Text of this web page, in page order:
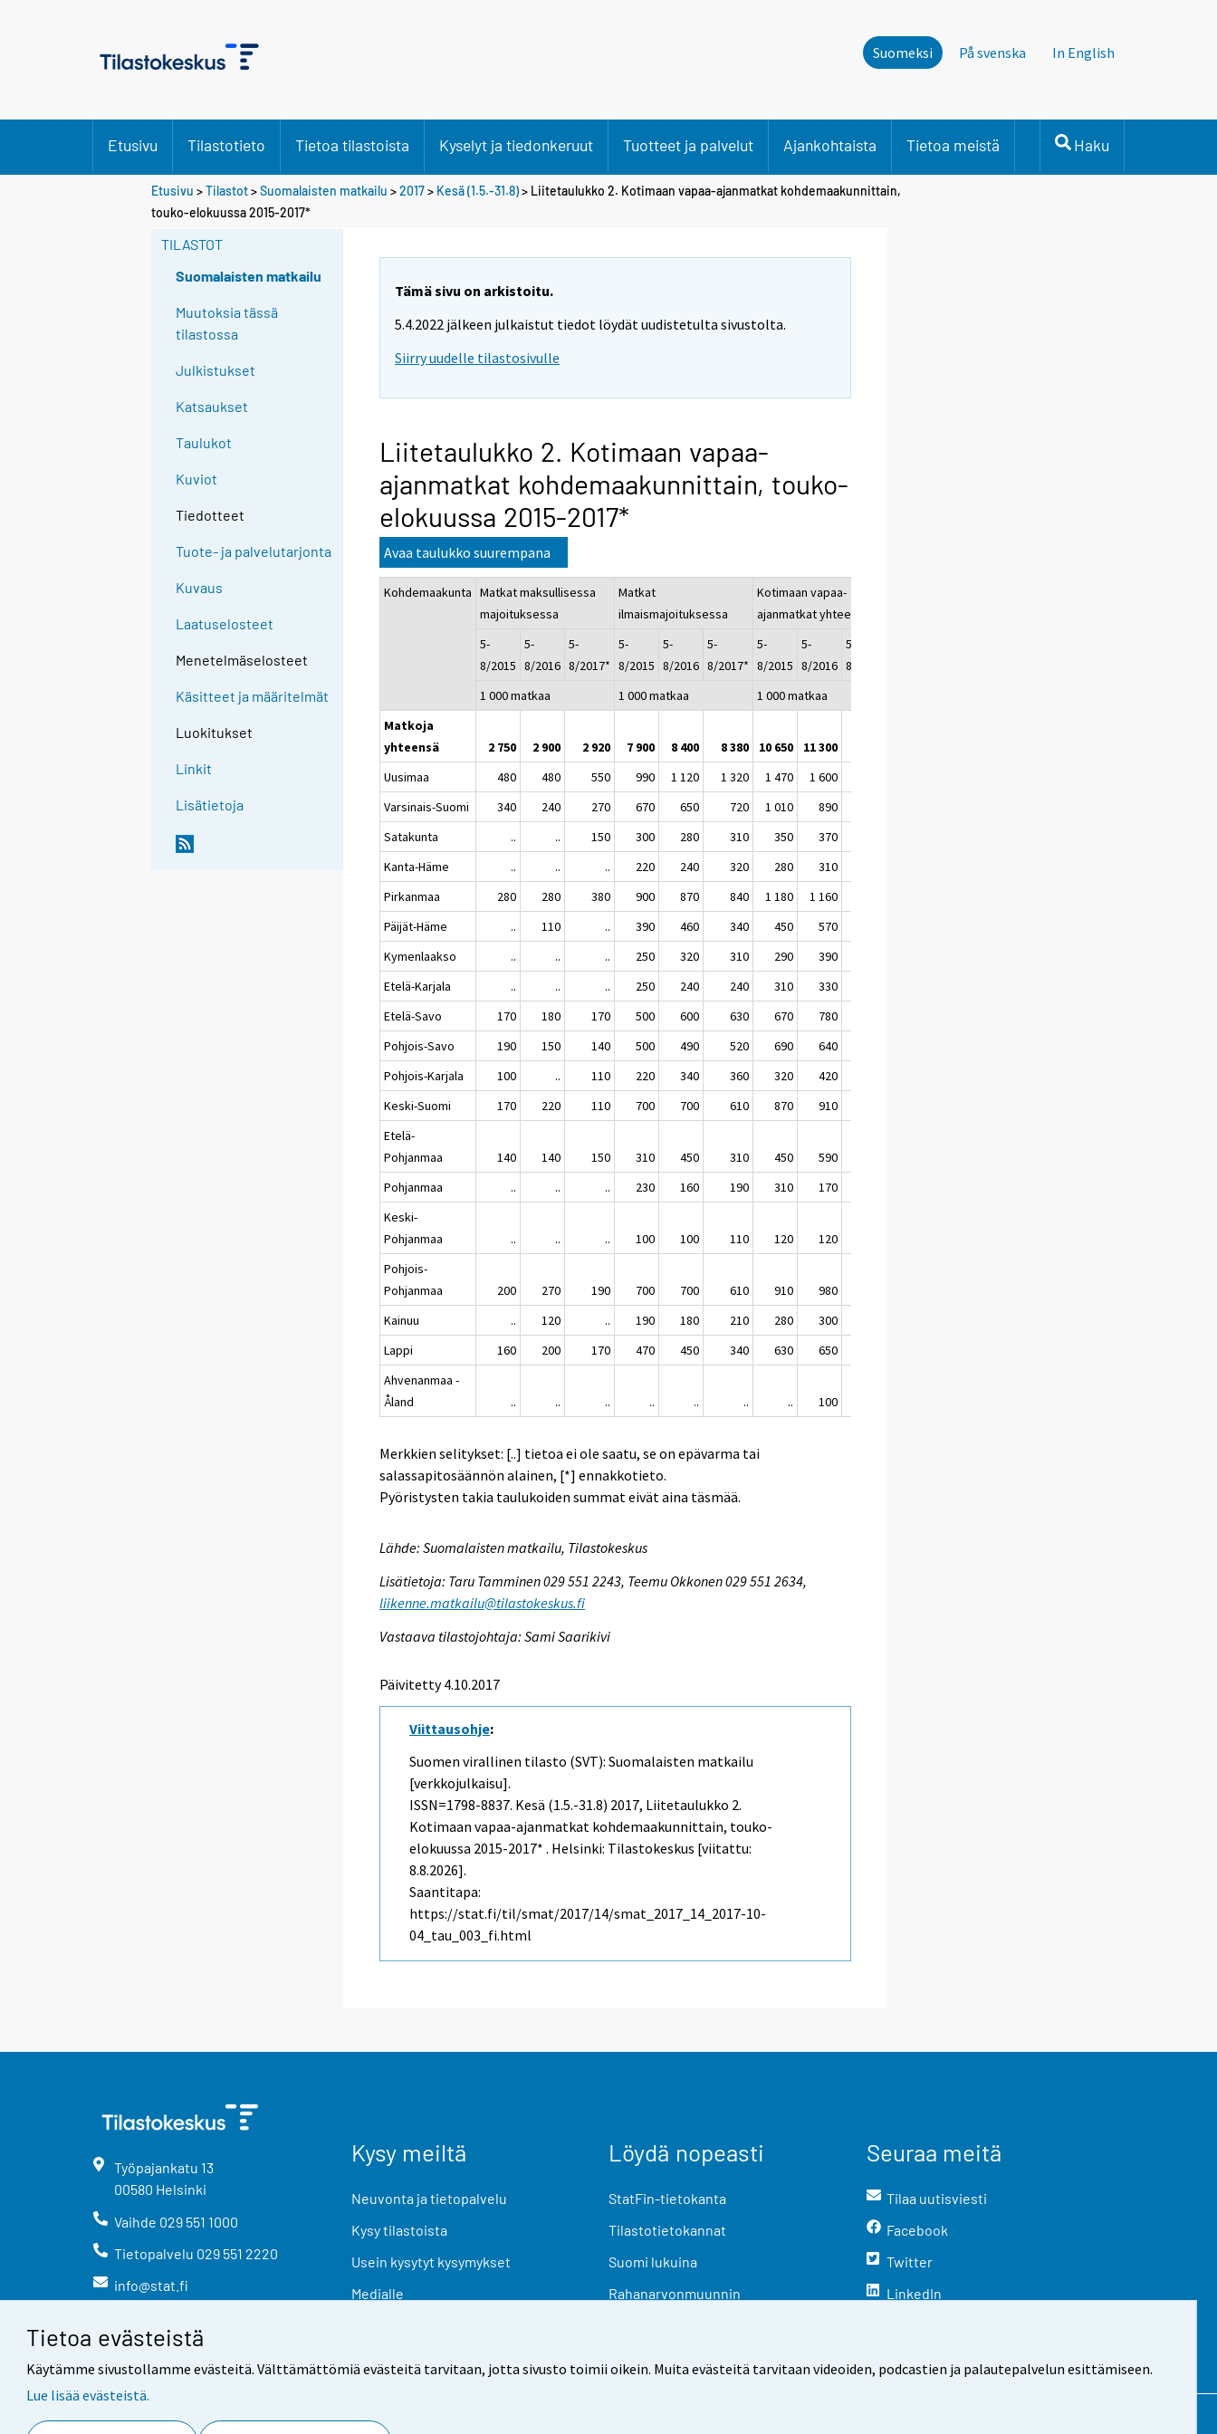
Tietoa evästeistä
Käytämme sivustollamme evästeitä. Välttämättömiä evästeitä tarvitaan, jotta sivusto toimii oikein. Muita evästeitä tarvitaan videoiden, podcastien ja palautepalvelun esittämiseen.
Lue lisää evästeistä.
Suomeksi På svenska In English
Etusivu Tilastotieto Tietoa tilastoista Kyselyt ja tiedonkeruut Tuotteet ja palvelut Ajankohtaista Tietoa meistä Haku
Etusivu >Tilastot>Suomalaisten matkailu >2017> Kesä (1.5.-31.8)> Liitetaulukko 2. Kotimaan vapaa-ajanmatkat kohdemaakunnittain,
touko-elokuussa 2015-2017*
TILASTOT
Suomalaisten matkailu
Muutoksia tässä
tilastossa
Julkistukset
Katsaukset
Taulukot
Kuviot
Tiedotteet
Tuote- ja palvelutarjonta
Kuvaus
Laatuselosteet
Menetelmäselosteet
Käsitteet ja määritelmät
Luokitukset
Linkit
Lisätietoja
Tämä sivu on arkistoitu.
5.4.2022 jälkeen julkaistut tiedot löydät uudistetulta sivustolta.
Siirry uudelle tilastosivulle
Liitetaulukko 2. Kotimaan vapaa-
ajanmatkat kohdemaakunnittain, touko-
elokuussa 2015-2017*
Avaa taulukko suurempana
Kohdemaakunta Matkat maksullisessa
majoituksessa
Matkat
ilmaismajoituksessa
Kotimaan vapaa-
ajanmatkat yhteensä
5-
8/2015
5-
8/2016
5-
8/2017*
5-
8/2015
5-
8/2016
5-
8/2017*
5-
8/2015
5-
8/2016
5-
8/2017*
1 000 matkaa
1 000 matkaa
1 000 matkaa
Matkoja
yhteensä
2 750 2 900 2 920 7 900 8 400 8 380 10 650 11 300
Uusimaa
480 480 550 990 1 120 1 320 1 470 1 600
Varsinais-Suomi
340 240 270 670 650 720 1 010 890
Satakunta
.. .. 150 300 280 310 350 370
Kanta-Häme
.. .. .. 220 240 320 280 310
Pirkanmaa
280 280 380 900 870 840 1 180 1 160
Päijät-Häme
.. 110 .. 390 460 340 450 570
Kymenlaakso
.. .. .. 250 320 310 290 390
Etelä-Karjala
.. .. .. 250 240 240 310 330
Etelä-Savo
170 180 170 500 600 630 670 780
Pohjois-Savo
190 150 140 500 490 520 690 640
Pohjois-Karjala
100 .. 110 220 340 360 320 420
Keski-Suomi
170 220 110 700 700 610 870 910
Etelä-
Pohjanmaa
140 140 150 310 450 310 450 590
Pohjanmaa
.. .. .. 230 160 190 310 170
Keski-
Pohjanmaa
.. .. .. 100 100 110 120 120
Pohjois-
Pohjanmaa
200 270 190 700 700 610 910 980
Kainuu
.. 120 .. 190 180 210 280 300
Lappi
160 200 170 470 450 340 630 650
Ahvenanmaa -
Åland
.. .. .. .. .. .. .. 100
Merkkien selitykset: [..] tietoa ei ole saatu, se on epävarma tai
salassapitosäännön alainen, [*] ennakkotieto.
Pyöristysten takia taulukoiden summat eivät aina täsmää.
Lähde: Suomalaisten matkailu, Tilastokeskus
Lisätietoja: Taru Tamminen 029 551 2243, Teemu Okkonen 029 551 2634,
liikenne.matkailu@tilastokeskus.fi
Vastaava tilastojohtaja: Sami Saarikivi
Päivitetty 4.10.2017
Viittausohje:
Suomen virallinen tilasto (SVT): Suomalaisten matkailu
[verkkojulkaisu].
ISSN=1798-8837. Kesä (1.5.-31.8) 2017, Liitetaulukko 2.
Kotimaan vapaa-ajanmatkat kohdemaakunnittain, touko-
elokuussa 2015-2017* . Helsinki: Tilastokeskus [viitattu:
8.8.2026].
Saantitapa:
https://stat.fi/til/smat/2017/14/smat_2017_14_2017-10-
04_tau_003_fi.html
Työpajankatu 13
00580 Helsinki
Vaihde 029 551 1000
Tietopalvelu 029 551 2220
info@stat.fi
Kysy meiltä
Neuvonta ja tietopalvelu
Kysy tilastoista
Usein kysytyt kysymykset
Medialle
Löydä nopeasti
StatFin-tietokanta
Tilastotietokannat
Suomi lukuina
Rahanarvonmuunnin
Seuraa meitä
Tilaa uutisviesti
Facebook
Twitter
LinkedIn